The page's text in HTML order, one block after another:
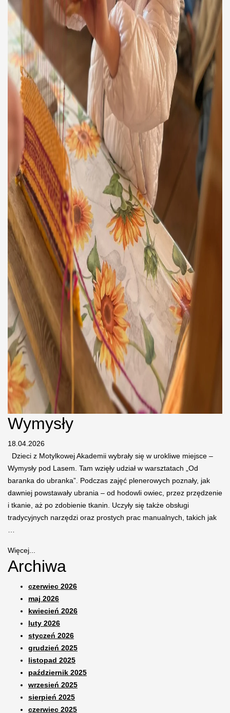
Wymysły
18.04.2026
Dzieci z Motylkowej Akademii wybrały się w urokliwe miejsce –
Wymysły pod Lasem. Tam wzięły udział w warsztatach „Od
baranka do ubranka”. Podczas zajęć plenerowych poznały, jak
dawniej powstawały ubrania – od hodowli owiec, przez przędzenie
i tkanie, aż po zdobienie tkanin. Uczyły się także obsługi
tradycyjnych narzędzi oraz prostych prac manualnych, takich jak
Więcej...
Archiwa
czerwiec 2026
maj 2026
kwiecień 2026
luty 2026
styczeń 2026
grudzień 2025
listopad 2025
październik 2025
wrzesień 2025
sierpień 2025
czerwiec 2025